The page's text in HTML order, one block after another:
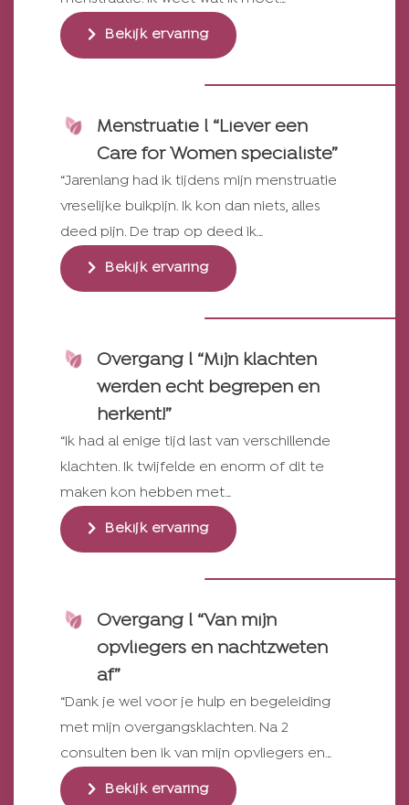
Bekijk ervaring
Menstruatie l “Liever een
Care for Women specialiste”
“Jarenlang had ik tijdens mijn menstruatie
vreselijke buikpijn. Ik kon dan niets, alles
deed pijn. De trap op deed ik…
Bekijk ervaring
Overgang l “Mijn klachten
werden echt begrepen en
herkent!”
“Ik had al enige tijd last van verschillende
klachten. Ik twijfelde en enorm of dit te
maken kon hebben met…
Bekijk ervaring
Overgang l “Van mijn
opvliegers en nachtzweten
af”
“Dank je wel voor je hulp en begeleiding
met mijn overgangsklachten. Na 2
consulten ben ik van mijn opvliegers en…
Bekijk ervaring